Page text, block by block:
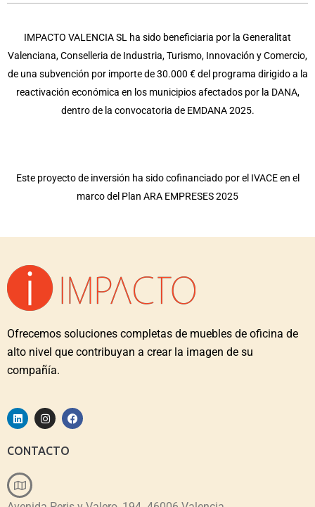
IMPACTO VALENCIA SL ha sido beneficiaria por la Generalitat
Valenciana, Conselleria de Industria, Turismo, Innovación y Comercio,
de una subvención por importe de 30.000 € del programa dirigido a la
reactivación económica en los municipios afectados por la DANA,
dentro de la convocatoria de EMDANA 2025.
Este proyecto de inversión ha sido cofinanciado por el IVACE en el
marco del Plan ARA EMPRESES 2025
Ofrecemos soluciones completas de muebles de oficina de
alto nivel que contribuyan a crear la imagen de su
compañía.
CONTACTO